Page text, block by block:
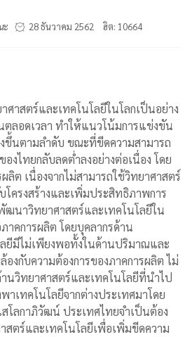
ะ 28 ธันวาคม 2562 ฮิต: 10664
ศาสตร์และเทคโนโลยีในโลกเป็นอย่าง
ตลอดเวลา ทำให้แนวโน้มการแข่งขัน
ขึ้นตามลำดับ ขณะที่ขีดความสามารถ
งไทยกลับลดต่ำลงอย่างต่อเนื่อง โดย
ลิต เนื่องจากไม่สามารถใช้วิทยาศาสตร์
โครงสร้างและเพิ่มประสิทธิภาพการ
ฒนาวิทยาศาสตร์และเทคโนโลยีใน
าคการผลิต โดยบุคลากรด้าน
ยีมีไม่เพียงพอทั้งในด้านปริมาณและ
งกับความต้องการของภาคการผลิต ไม่
านวิทยาศาสตร์และเทคโนโลยีที่นำไป
าเทคโนโลยีจากต่างประเทศมาโดย
โลกาภิวัฒน์ ประเทศไทยจำเป็นต้อง
ตร์และเทคโนโลยีเพื่อเพิ่มขีดความ